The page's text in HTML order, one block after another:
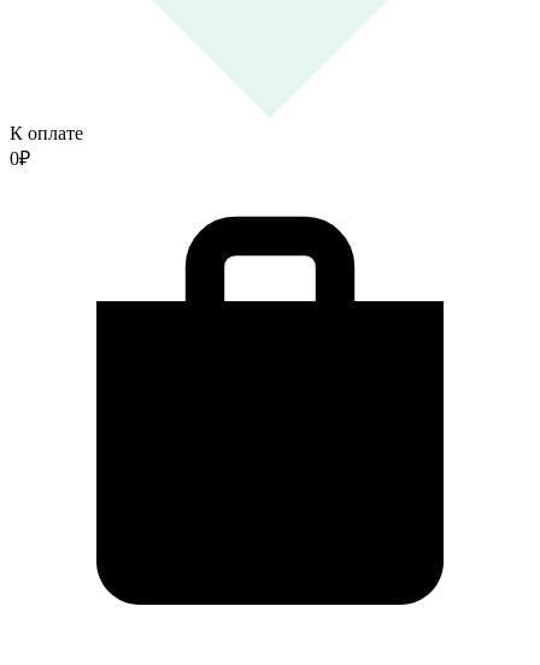
К оплате
0₽